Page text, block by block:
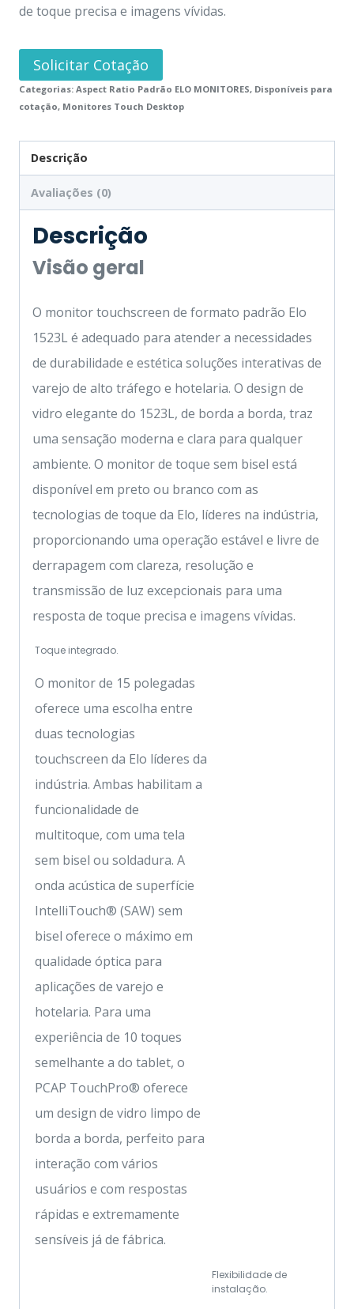
de toque precisa e imagens vívidas.
Solicitar Cotação
Categorias: Aspect Ratio Padrão ELO MONITORES, Disponíveis para
cotação, Monitores Touch Desktop
Descrição
Avaliações (0)
Descrição
Visão geral
O monitor touchscreen de formato padrão Elo
1523L é adequado para atender a necessidades
de durabilidade e estética soluções interativas de
varejo de alto tráfego e hotelaria. O design de
vidro elegante do 1523L, de borda a borda, traz
uma sensação moderna e clara para qualquer
ambiente. O monitor de toque sem bisel está
disponível em preto ou branco com as
tecnologias de toque da Elo, líderes na indústria,
proporcionando uma operação estável e livre de
derrapagem com clareza, resolução e
transmissão de luz excepcionais para uma
resposta de toque precisa e imagens vívidas.
Toque integrado.
O monitor de 15 polegadas
oferece uma escolha entre
duas tecnologias
touchscreen da Elo líderes da
indústria. Ambas habilitam a
funcionalidade de
multitoque, com uma tela
sem bisel ou soldadura. A
onda acústica de superfície
IntelliTouch® (SAW) sem
bisel oferece o máximo em
qualidade óptica para
aplicações de varejo e
hotelaria. Para uma
experiência de 10 toques
semelhante a do tablet, o
PCAP TouchPro® oferece
um design de vidro limpo de
borda a borda, perfeito para
interação com vários
usuários e com respostas
rápidas e extremamente
sensíveis já de fábrica.
Flexibilidade de
instalação.